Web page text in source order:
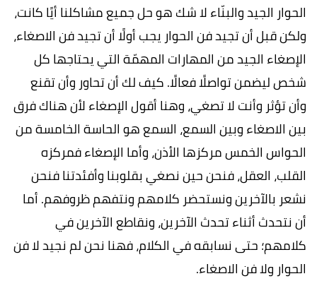
الحوار الجيد والبنّاء لا شك هو حل جميع مشاكلنا أيًا كانت،
ولكن قبل أن تجيد فن الحوار يجب أولًا أن تجيد فن الاصغاء،
الإصغاء الجيد من المهارات المهمّة التي يحتاجها كل
شخص ليضمن تواصلًا فعالًا. كيف لك أن تحاور وأن تقنع
وأن تؤثر وأنت لا تصغي، وهنا أقول الإصغاء لأن هناك فرق
بين الاصغاء وبين السمع، السمع هو الحاسة الخامسة من
الحواس الخمس مركزها الأذن، وأما الإصغاء فمركزه
القلب، العقل، فنحن حين نصغي بقلوبنا وأفئدتنا فنحن
نشعر بالآخرين ونستحضر كلامهم ونتفهم ظروفهم. أما
أن نتحدث أثناء تحدث الآخرين، ونقاطع الآخرين في
كلامهم؛ حتى نسابقه في الكلام، فهنا نحن لم نجيد لا فن
الحوار ولا فن الاصغاء.